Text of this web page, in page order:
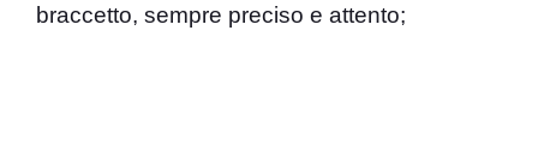
braccetto, sempre preciso e attento;